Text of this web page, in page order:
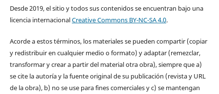
Desde 2019, el sitio y todos sus contenidos se encuentran bajo una
licencia internacionalCreative Commons BY-NC-SA 4.0.
Acorde a estos términos, los materiales se pueden compartir (copiar
y redistribuir en cualquier medio o formato) y adaptar (remezclar,
transformar y crear a partir del material otra obra), siempre que a)
se cite la autoría y la fuente original de su publicación (revista y URL
de la obra), b) no se use para fines comerciales y c) se mantengan